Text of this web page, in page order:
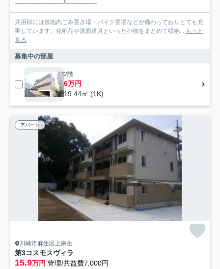
共用部には敷地内ごみ置き場・バイク置場などが備わっておりとても充
実しています。化粧品や洗面道具といった小物をまとめて収納... もっと
見る
募集中の部屋
2階
6万円
19.44㎡ (1K)
アパート
川崎市麻生区上麻生
第3コスモスヴィラ
15.9万円 管理/共益費7,000円